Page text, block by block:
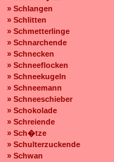
» Schlangen
» Schlitten
» Schmetterlinge
» Schnarchende
» Schnecken
» Schneeflocken
» Schneekugeln
» Schneemann
» Schneeschieber
» Schokolade
» Schreiende
» Sch�tze
» Schulterzuckende
» Schwan